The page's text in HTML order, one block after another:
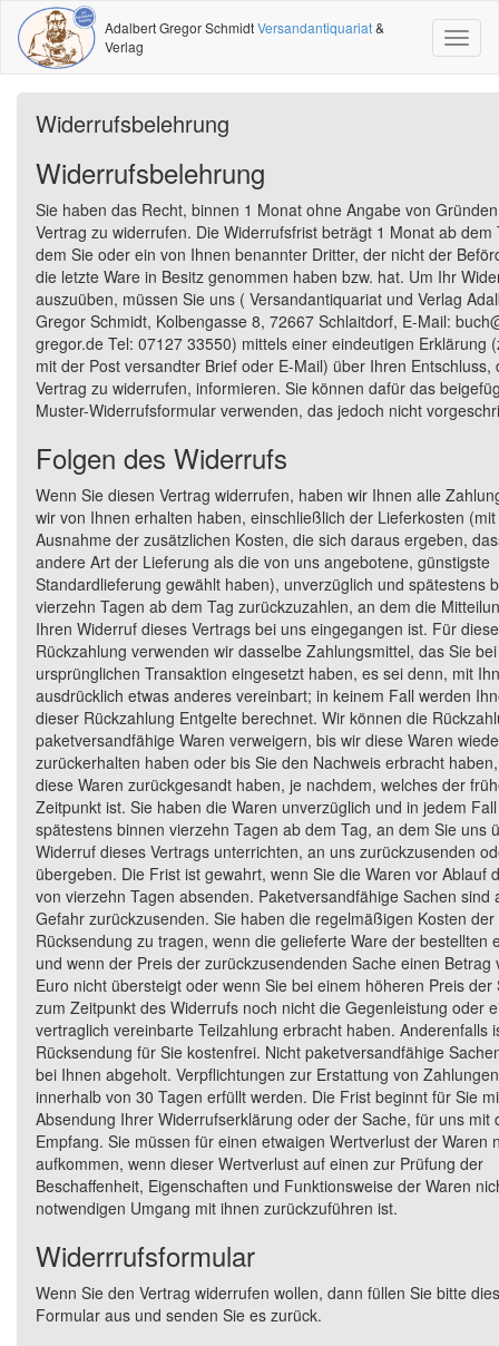
Adalbert Gregor SchmidtVersandantiquariat&
Verlag
Widerrufsbelehrung
Widerrufsbelehrung
Sie haben das Recht, binnen 1 Monat ohne Angabe von
Vertrag zu widerrufen. Die Widerrufsfrist beträgt 1 Monat ab dem
dem Sie oder ein von Ihnen benannter Dritter, der nicht der
die letzte Ware in Besitz genommen haben bzw. hat. Um Ihr
auszuüben, müssen Sie uns ( Versandantiquariat und Verlag
Gregor Schmidt, Kolbengasse 8, 72667 Schlaitdorf, E-Mail:
gregor.de Tel: 07127 33550) mittels einer eindeutigen Erklärung
mit der Post versandter Brief oder E-Mail) über Ihren Entschluss,
Vertrag zu widerrufen, informieren. Sie können dafür das
Muster-Widerrufsformular verwenden, das jedoch nicht
Folgen des Widerrufs
Wenn Sie diesen Vertrag widerrufen, haben wir Ihnen alle
wir von Ihnen erhalten haben, einschließlich der Lieferkosten (mit
Ausnahme der zusätzlichen Kosten, die sich daraus ergeben,
andere Art der Lieferung als die von uns angebotene, günstigste
Standardlieferung gewählt haben), unverzüglich und spätestens
vierzehn Tagen ab dem Tag zurückzuzahlen, an dem die
Ihren Widerruf dieses Vertrags bei uns eingegangen ist. Für diese
Rückzahlung verwenden wir dasselbe Zahlungsmittel, das Sie
ursprünglichen Transaktion eingesetzt haben, es sei denn, mit
ausdrücklich etwas anderes vereinbart; in keinem Fall werden
dieser Rückzahlung Entgelte berechnet. Wir können die
paketversandfähige Waren verweigern, bis wir diese Waren
zurückerhalten haben oder bis Sie den Nachweis erbracht
diese Waren zurückgesandt haben, je nachdem, welches der
Zeitpunkt ist. Sie haben die Waren unverzüglich und in jedem Fall
spätestens binnen vierzehn Tagen ab dem Tag, an dem Sie uns
Widerruf dieses Vertrags unterrichten, an uns zurückzusenden
übergeben. Die Frist ist gewahrt, wenn Sie die Waren vor Ablauf
von vierzehn Tagen absenden. Paketversandfähige Sachen sind
Gefahr zurückzusenden. Sie haben die regelmäßigen Kosten der
Rücksendung zu tragen, wenn die gelieferte Ware der bestellten
und wenn der Preis der zurückzusendenden Sache einen Betrag
Euro nicht übersteigt oder wenn Sie bei einem höheren Preis der
zum Zeitpunkt des Widerrufs noch nicht die Gegenleistung oder
vertraglich vereinbarte Teilzahlung erbracht haben. Anderenfalls
Rücksendung für Sie kostenfrei. Nicht paketversandfähige
bei Ihnen abgeholt. Verpflichtungen zur Erstattung von
innerhalb von 30 Tagen erfüllt werden. Die Frist beginnt für Sie
Absendung Ihrer Widerrufserklärung oder der Sache, für uns mit
Empfang. Sie müssen für einen etwaigen Wertverlust der Waren
aufkommen, wenn dieser Wertverlust auf einen zur Prüfung der
Beschaffenheit, Eigenschaften und Funktionsweise der Waren
notwendigen Umgang mit ihnen zurückzuführen ist.
Widerrrufsformular
Wenn Sie den Vertrag widerrufen wollen, dann füllen Sie bitte
Formular aus und senden Sie es zurück.